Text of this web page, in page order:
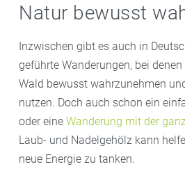
Natur bewusst
Inzwischen gibt es auch in
geführte Wanderungen, bei
Wald bewusst wahrzunehmen
nutzen. Doch auch schon ein
oder eine Wanderung mit der
Laub- und Nadelgehölz kann
neue Energie zu tanken.